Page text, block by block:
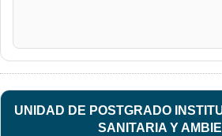
UNIDAD DE POSTGRADO
SANITARIA Y